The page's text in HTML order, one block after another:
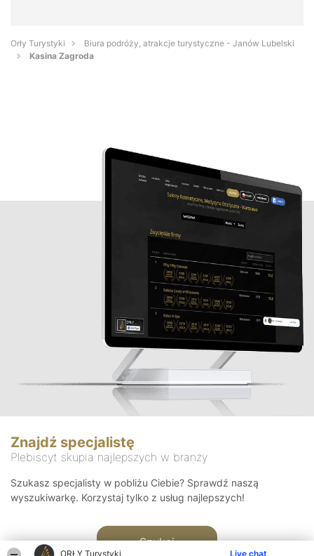
ORŁY Turystyki Live chat
Orły Turystyki
Biura podróży, atrakcje turystyczne - Janów Lubelski
Kasina Zagroda
Znajdź specjalistę
Plebiscyt skupia najlepszych w branży
Szukasz specjalisty w pobliżu Ciebie? Sprawdź naszą
wyszukiwarkę. Korzystaj tylko z usług najlepszych!
Szukaj